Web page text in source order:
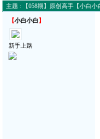
主题 : 【058期】原创高手【小白
【小白小白 】
新手上路